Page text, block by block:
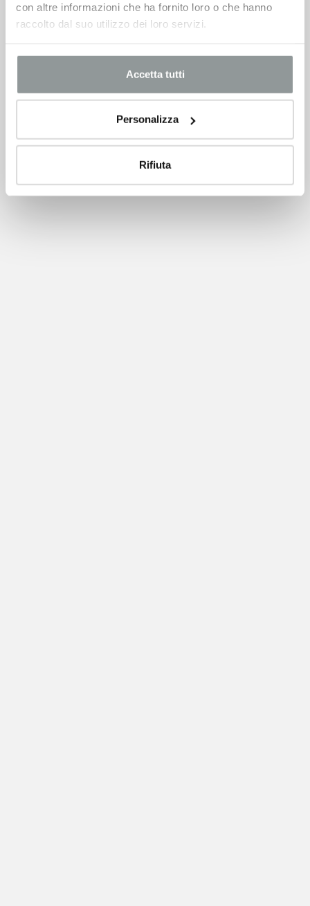
con altre informazioni che ha fornito loro o che hanno
raccolto dal suo utilizzo dei loro servizi.
Accetta tutti
Personalizza
Rifiuta